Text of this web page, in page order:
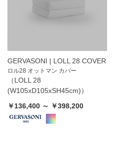
GERVASONI | LOLL 28 COVER
ロル28 オットマン カバー
（LOLL 28
(W105xD105xSH45cm)）
￥136,400 ～ ￥398,200